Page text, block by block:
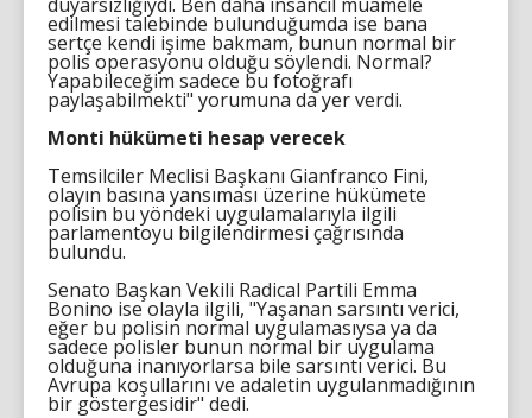
edilmesi talebinde bulunduğumda ise bana
sertçe kendi işime bakmam, bunun normal bir
polis operasyonu olduğu söylendi. Normal?
Yapabileceğim sadece bu fotoğrafı
paylaşabilmekti" yorumuna da yer verdi.
Monti hükümeti hesap verecek
Temsilciler Meclisi Başkanı Gianfranco Fini,
olayın basına yansıması üzerine hükümete
polisin bu yöndeki uygulamalarıyla ilgili
parlamentoyu bilgilendirmesi çağrısında
bulundu.
Senato Başkan Vekili Radical Partili Emma
Bonino ise olayla ilgili, "Yaşanan sarsıntı verici,
eğer bu polisin normal uygulamasıysa ya da
sadece polisler bunun normal bir uygulama
olduğuna inanıyorlarsa bile sarsıntı verici. Bu
Avrupa koşullarını ve adaletin uygulanmadığının
bir göstergesidir" dedi.